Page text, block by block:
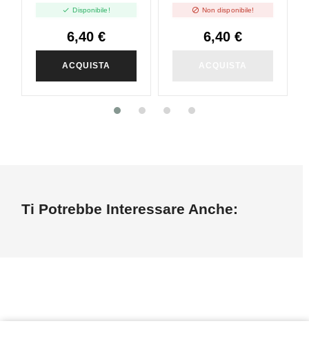
10+10
 Disponibile!
6,40 €
ACQUISTA
Mini Shot 10+10
 Non disponibile!
6,40 €
Ti Potrebbe Interessare Anche: